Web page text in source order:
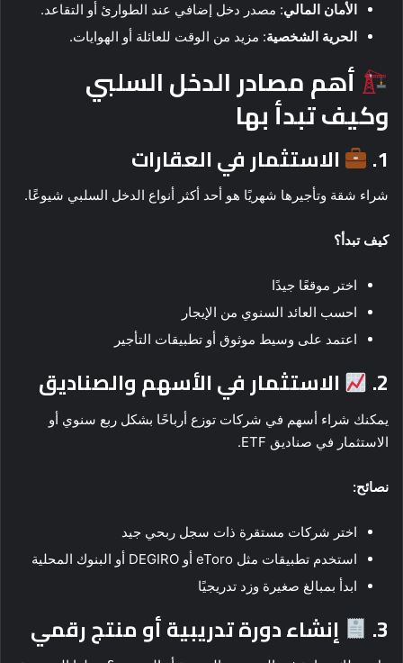
الأمان المالي: مصدر دخل إضافي عند الطوارئ أو التقاعد.
الحرية الشخصية: مزيد من الوقت للعائلة أو الهوايات.
أهم مصادر الدخل السلبي
وكيف تبدأ بها
1. الاستثمار في العقارات
شراء شقة وتأجيرها شهريًا هو أحد أكثر أنواع الدخل السلبي شيوعًا.
كيف تبدأ؟
اختر موقعًا جيدًا
احسب العائد السنوي من الإيجار
اعتمد على وسيط موثوق أو تطبيقات التأجير
2. الاستثمار في الأسهم والصناديق
يمكنك شراء أسهم في شركات توزع أرباحًا بشكل ربع سنوي أو
الاستثمار في صناديق ETF.
نصائح:
اختر شركات مستقرة ذات سجل ربحي جيد
استخدم تطبيقات مثل eToro أو DEGIRO أو البنوك المحلية
ابدأ بمبالغ صغيرة وزد تدريجيًا
3. إنشاء دورة تدريبية أو منتج رقمي